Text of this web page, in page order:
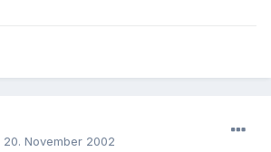
20. November 2002